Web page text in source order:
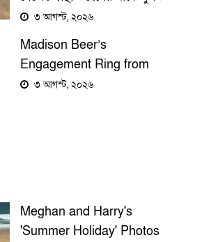
ছবি প্রকাশ
৩ আগস্ট, ২০২৬
Madison Beer’s
Engagement Ring from
Justin Herbert Dazzles with
৩ আগস্ট, ২০২৬
Meghan and Harry's
'Summer Holiday' Photos